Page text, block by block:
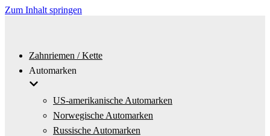
Zum Inhalt springen
Zahnriemen / Kette
Automarken
US-amerikanische Automarken
Norwegische Automarken
Russische Automarken